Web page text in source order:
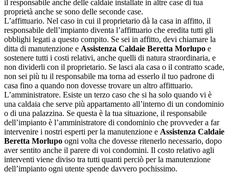
il responsabile anche delle caldaie installate in altre case di tua
proprietà anche se sono delle seconde case.
L’affittuario. Nel caso in cui il proprietario dà la casa in affitto, il
responsabile dell’impianto diventa l’affittuario che eredita tutti gli
obblighi legati a questo compito. Se sei in affitto, devi chiamare la
ditta di manutenzione e Assistenza Caldaie Beretta Morlupo e
sostenere tutti i costi relativi, anche quelli di natura straordinaria, e
non dividerli con il proprietario. Se lasci ala casa o il contratto scade,
non sei più tu il responsabile ma torna ad esserlo il tuo padrone di
casa fino a quando non dovesse trovare un altro affittuario.
L’amministratore. Esiste un terzo caso che si ha solo quando vi è
una caldaia che serve più appartamento all’interno di un condominio
o di una palazzina. Se questa è la tua situazione, il responsabile
dell’impianto è l’amministratore di condominio che provveder a far
intervenire i nostri esperti per la manutenzione e Assistenza Caldaie
Beretta Morlupo ogni volta che dovesse ritenerlo necessario, dopo
aver sentito anche il parere di voi condomini. Il costo relativo agli
interventi viene diviso tra tutti quanti perciò per la manutenzione
dell’impianto ogni utente spende davvero pochissimo.